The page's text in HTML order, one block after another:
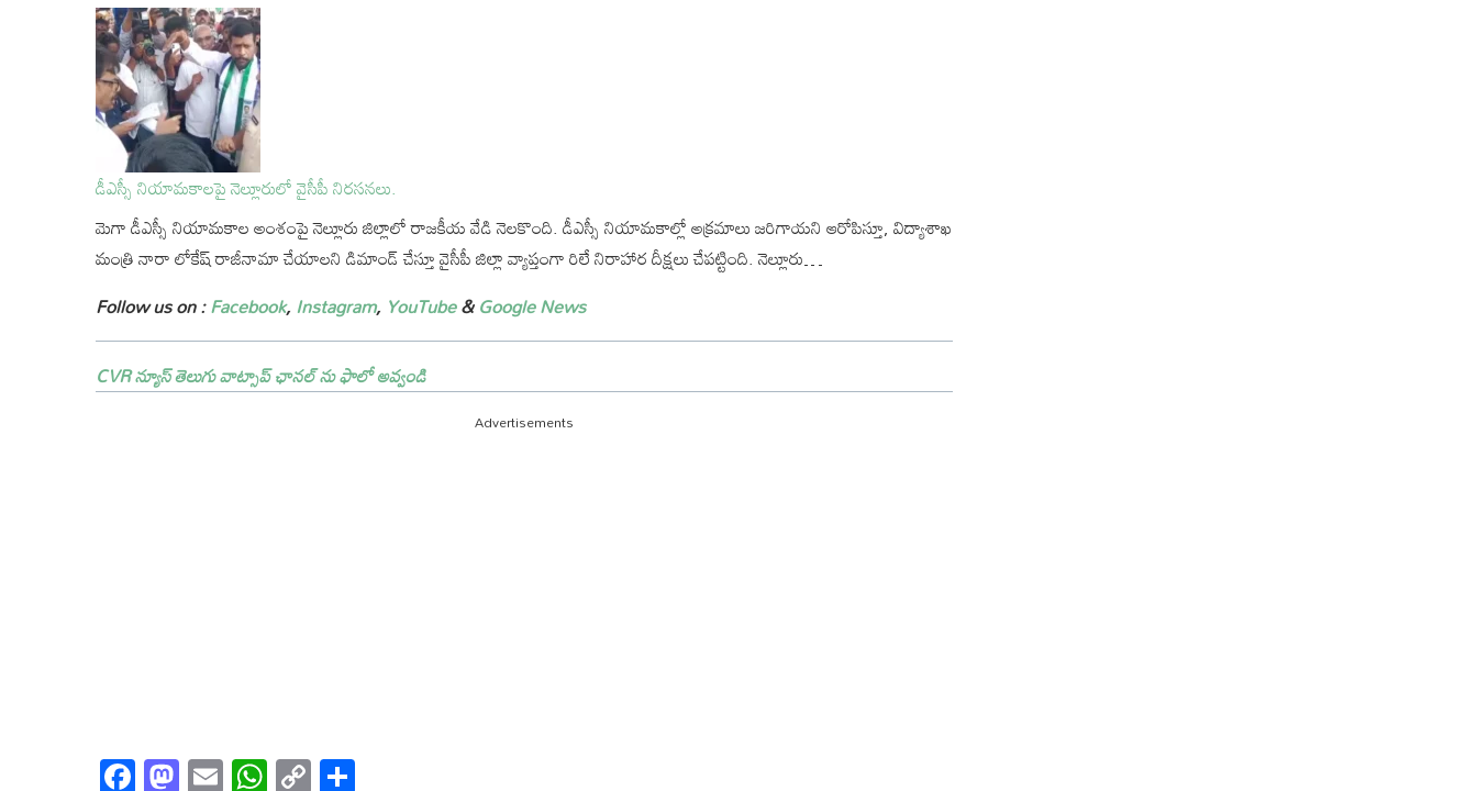
డీఎస్సీ నియామకాలపై నెల్లూరులో వైసీపీ నిరసనలు.
మెగా డీఎస్సీ నియామకాల అంశంపై నెల్లూరు జిల్లాలో రాజకీయ వేడి నెలకొంది. డీఎస్సీ నియామకాల్లో అక్రమాలు జరిగాయని ఆరోపిస్తూ, విద్యాశాఖ
మంత్రి నారా లోకేష్ రాజీనామా చేయాలని డిమాండ్ చేస్తూ వైసీపీ జిల్లా వ్యాప్తంగా రిలే నిరాహార దీక్షలు చేపట్టింది. నెల్లూరు…
Follow us on :Facebook, Instagram, YouTube&Google News
CVR న్యూస్ తెలుగు వాట్సాప్ ఛానల్ ను ఫాలో అవ్వండి
Advertisements
Facebook
Mastodon
EmailWhatsApp
Copy